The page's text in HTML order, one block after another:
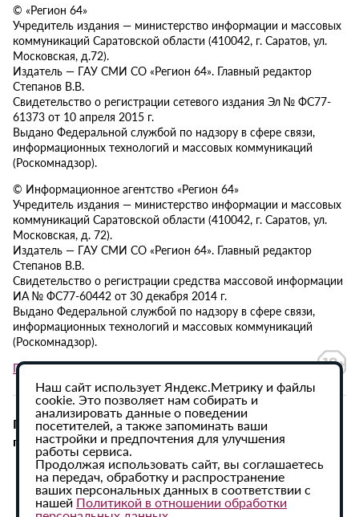
© «Регион 64»
Учредитель издания — министерство информации и массовых
коммуникаций Саратовской области (410042, г. Саратов, ул.
Московская, д.72).
Издатель — ГАУ СМИ СО «Регион 64». Главный редактор
Степанов В.В.
Свидетельство о регистрации сетевого издания Эл № ФС77-
61373 от 10 апреля 2015 г.
Выдано Федеральной службой по надзору в сфере связи,
информационных технологий и массовых коммуникаций
(Роскомнадзор).
© Информационное агентство «Регион 64»
Учредитель издания — министерство информации и массовых
коммуникаций Саратовской области (410042, г. Саратов, ул.
Московская, д. 72).
Издатель — ГАУ СМИ СО «Регион 64». Главный редактор
Степанов В.В.
Свидетельство о регистрации средства массовой информации
ИА № ФС77-60442 от 30 декабря 2014 г.
Выдано Федеральной службой по надзору в сфере связи,
информационных технологий и массовых коммуникаций
(Роскомнадзор).
Политика в отношении обработки персональных данных
При использовании материалов сайта активная
гиперссылка на ИА «Регион 64» обязательна.
Наш сайт использует Яндекс.Метрику и файлы
cookie. Это позволяет нам собирать и
анализировать данные о поведении
посетителей, а также запоминать ваши
настройки и предпочтения для улучшения
работы сервиса.
Продолжая использовать сайт, вы соглашаетесь
на передач, обработку и распространение
ваших персональных данных в соответствии с
нашей Политикой в отношении обработки